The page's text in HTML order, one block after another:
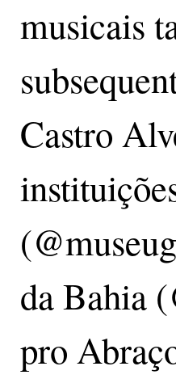
musicais
Castro
da Bahia
pro